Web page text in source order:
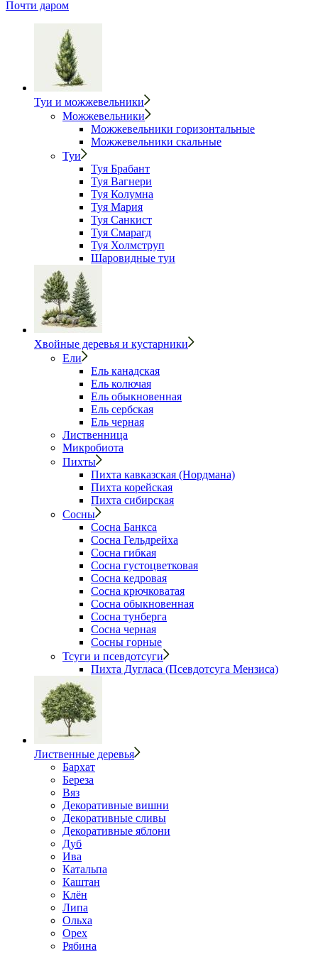
Почти даром
Туи и можжевельники
Можжевельники
Можжевельники горизонтальные
Можжевельники скальные
Туи
Туя Брабант
Туя Вагнери
Туя Колумна
Туя Мария
Туя Санкист
Туя Смарагд
Туя Холмструп
Шаровидные туи
Хвойные деревья и кустарники
Ели
Ель канадская
Ель колючая
Ель обыкновенная
Ель сербская
Ель черная
Лиственница
Микробиота
Пихты
Пихта кавказская (Нордмана)
Пихта корейская
Пихта сибирская
Сосны
Сосна Банкса
Сосна Гельдрейха
Сосна гибкая
Сосна густоцветковая
Сосна кедровая
Сосна крючковатая
Сосна обыкновенная
Сосна тунберга
Сосна черная
Сосны горные
Тсуги и псевдотсуги
Пихта Дугласа (Псевдотсуга Мензиса)
Лиственные деревья
Бархат
Береза
Вяз
Декоративные вишни
Декоративные сливы
Декоративные яблони
Дуб
Ива
Катальпа
Каштан
Клён
Липа
Ольха
Орех
Рябина